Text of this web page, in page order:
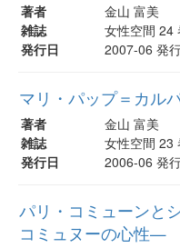
著者
金山 富美
雑誌
女性空間 24
発行日
2007-06 発
マリ・パップ＝カル
著者
金山 富美
雑誌
女性空間 23
発行日
2006-06 発
パリ・コミューンと
コミュヌーの心性—